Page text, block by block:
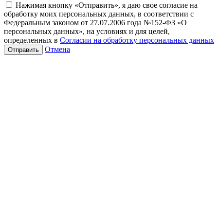
Нажимая кнопку «Отправить», я даю свое согласие на
обработку моих персональных данных, в соответствии с
Федеральным законом от 27.07.2006 года №152-ФЗ «О
персональных данных», на условиях и для целей,
определенных в Согласии на обработку персональных данных
Отмена